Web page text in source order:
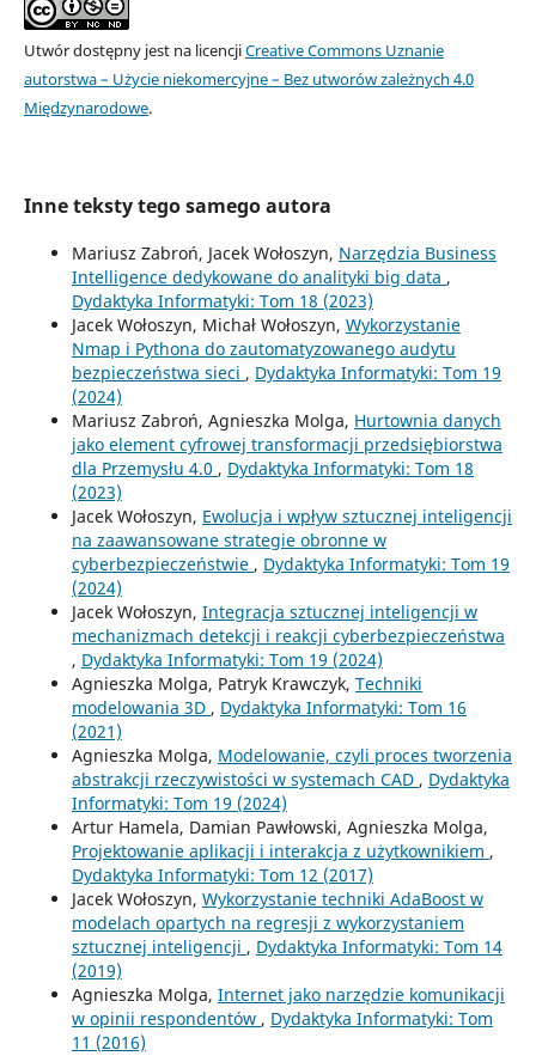
Utwór dostępny jest na licencjiCreative Commons Uznanie
autorstwa – Użycie niekomercyjne – Bez utworów zależnych 4.0
Międzynarodowe.
Inne teksty tego samego autora
Mariusz Zabroń, Jacek Wołoszyn, Narzędzia Business
Intelligence dedykowane do analityki big data ,
Dydaktyka Informatyki: Tom 18 (2023)
Jacek Wołoszyn, Michał Wołoszyn, Wykorzystanie
Nmap i Pythona do zautomatyzowanego audytu
bezpieczeństwa sieci , Dydaktyka Informatyki: Tom 19
(2024)
Mariusz Zabroń, Agnieszka Molga, Hurtownia danych
jako element cyfrowej transformacji przedsiębiorstwa
dla Przemysłu 4.0 , Dydaktyka Informatyki: Tom 18
(2023)
Jacek Wołoszyn, Ewolucja i wpływ sztucznej inteligencji
na zaawansowane strategie obronne w
cyberbezpieczeństwie , Dydaktyka Informatyki: Tom 19
(2024)
Jacek Wołoszyn, Integracja sztucznej inteligencji w
mechanizmach detekcji i reakcji cyberbezpieczeństwa
, Dydaktyka Informatyki: Tom 19 (2024)
Agnieszka Molga, Patryk Krawczyk, Techniki
modelowania 3D , Dydaktyka Informatyki: Tom 16
(2021)
Agnieszka Molga, Modelowanie, czyli proces tworzenia
abstrakcji rzeczywistości w systemach CAD , Dydaktyka
Informatyki: Tom 19 (2024)
Artur Hamela, Damian Pawłowski, Agnieszka Molga,
Projektowanie aplikacji i interakcja z użytkownikiem ,
Dydaktyka Informatyki: Tom 12 (2017)
Jacek Wołoszyn, Wykorzystanie techniki AdaBoost w
modelach opartych na regresji z wykorzystaniem
sztucznej inteligencji , Dydaktyka Informatyki: Tom 14
(2019)
Agnieszka Molga, Internet jako narzędzie komunikacji
w opinii respondentów , Dydaktyka Informatyki: Tom
11 (2016)